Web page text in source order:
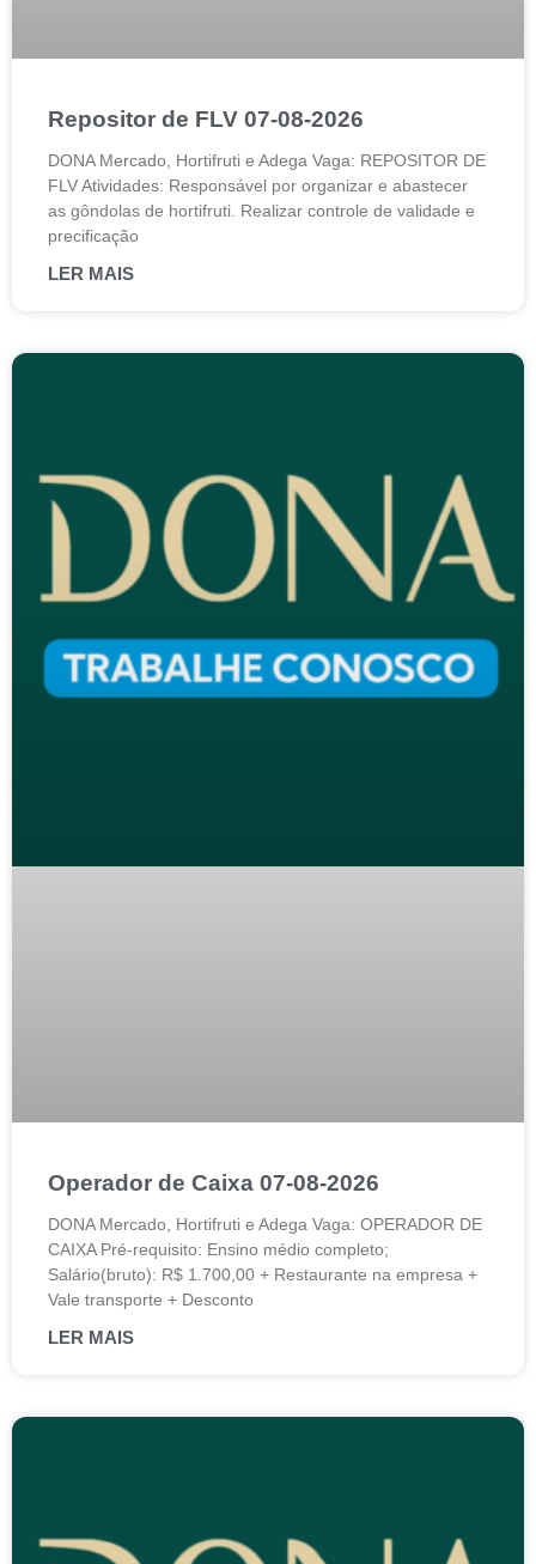
Repositor de FLV 07-08-2026
DONA Mercado, Hortifruti e Adega Vaga: REPOSITOR DE
FLV Atividades: Responsável por organizar e abastecer
as gôndolas de hortifruti. Realizar controle de validade e
precificação
LER MAIS
Operador de Caixa 07-08-2026
DONA Mercado, Hortifruti e Adega Vaga: OPERADOR DE
CAIXA Pré-requisito: Ensino médio completo;
Salário(bruto): R$ 1.700,00 + Restaurante na empresa +
Vale transporte + Desconto
LER MAIS